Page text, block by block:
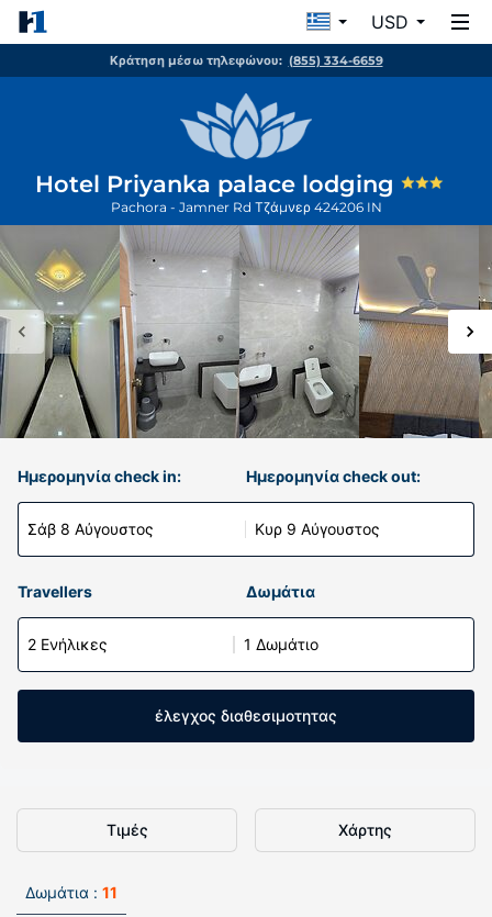
USD
Κράτηση μέσω τηλεφώνου: (855) 334-6659
Hotel Priyanka palace lodging
Pachora - Jamner Rd Τζάμνερ 424206 IN
Ημερομηνία check in:
Σάβ 8 Αύγουστος
Ημερομηνία check out:
Κυρ 9 Αύγουστος
Travellers Δωμάτια
2 Ενήλικες 1 Δωμάτιο
έλεγχος διαθεσιμοτητας
Τιμές Χάρτης
Δωμάτια : 11